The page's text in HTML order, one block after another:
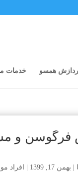
همسو خدمات
فرگوسن و
بهمن 17, 1399 افراد